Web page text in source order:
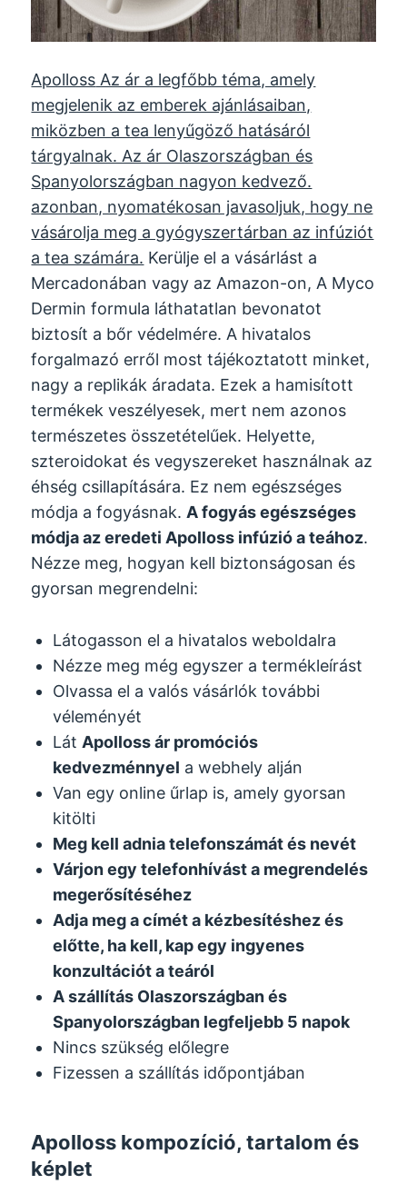
Apolloss Az ár a legfőbb téma, amely
megjelenik az emberek ajánlásaiban,
miközben a tea lenyűgöző hatásáról
tárgyalnak. Az ár Olaszországban és
Spanyolországban nagyon kedvező.
azonban, nyomatékosan javasoljuk, hogy ne
vásárolja meg a gyógyszertárban az infúziót
a tea számára. Kerülje el a vásárlást a
Mercadonában vagy az Amazon-on, A Myco
Dermin formula láthatatlan bevonatot
biztosít a bőr védelmére. A hivatalos
forgalmazó erről most tájékoztatott minket,
nagy a replikák áradata. Ezek a hamisított
termékek veszélyesek, mert nem azonos
természetes összetételűek. Helyette,
szteroidokat és vegyszereket használnak az
éhség csillapítására. Ez nem egészséges
módja a fogyásnak.A fogyás egészséges
módja az eredetiApolloss infúzió a teához.
Nézze meg, hogyan kell biztonságosan és
gyorsan megrendelni:
Látogasson el a hivatalos weboldalra
Nézze meg még egyszer a termékleírást
Olvassa el a valós vásárlók további
véleményét
Lát Apollossár promóciós
kedvezménnyel a webhely alján
Van egy online űrlap is, amely gyorsan
kitölti
Meg kell adnia telefonszámát és nevét
Várjon egy telefonhívást a megrendelés
megerősítéséhez
Adja meg a címét a kézbesítéshez és
előtte, ha kell, kap egy ingyenes
konzultációt a teáról
A szállítás Olaszországban és
Spanyolországban legfeljebb 5 napok
Nincs szükség előlegre
Fizessen a szállítás időpontjában
Apolloss kompozíció, tartalom és
képlet